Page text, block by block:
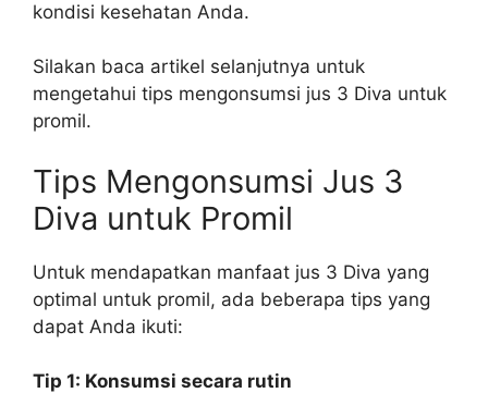
kondisi kesehatan Anda.
Silakan baca artikel selanjutnya untuk
mengetahui tips mengonsumsi jus 3 Diva untuk
promil.
Tips Mengonsumsi Jus 3
Diva untuk Promil
Untuk mendapatkan manfaat jus 3 Diva yang
optimal untuk promil, ada beberapa tips yang
dapat Anda ikuti:
Tip 1: Konsumsi secara rutin